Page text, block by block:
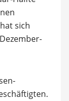
sich